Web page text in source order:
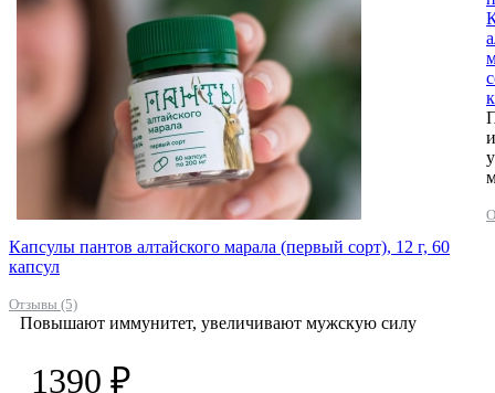
Капсулы пантов алтайского марала (первый сорт), 12 г, 60
капсул
Отзывы (5)
Повышают иммунитет, увеличивают мужскую силу
1390 ₽